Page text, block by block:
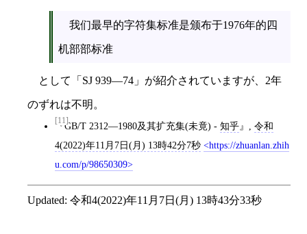
我们最早的字符集标准是颁布于1976年的四
机部部标准
として「SJ 939—74」が紹介されていますが、2年
のずれは不明。
[11]GB/T 2312—1980及其扩充集(未竟) - 知乎
令和
4(2022)年11月7日(月) 13時42分7秒
https://zhuanlan.zhih
u.com/p/98650309
Updated: 令和4(2022)年11月7日(月) 13時43分33秒